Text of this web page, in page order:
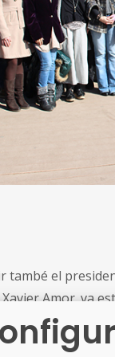
també el
Amor. va
a la platja de
comptabilitza el